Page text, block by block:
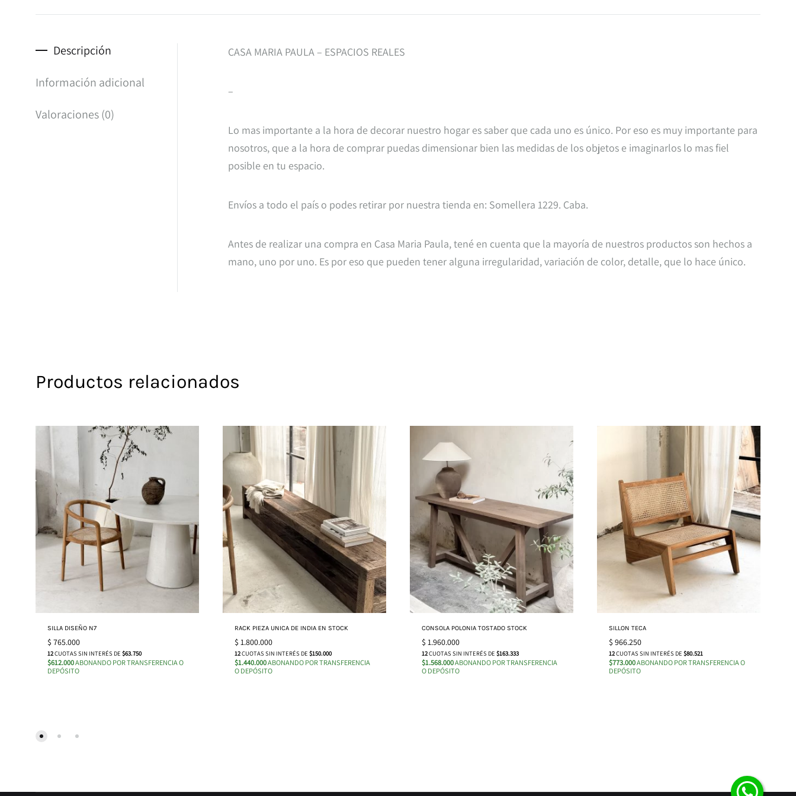
Descripción
Información adicional
Valoraciones (0)
CASA MARIA PAULA – ESPACIOS REALES
–
Lo mas importante a la hora de decorar nuestro hogar es saber que cada uno es único. Por eso es muy importante para
nosotros, que a la hora de comprar puedas dimensionar bien las medidas de los objetos e imaginarlos lo mas fiel
posible en tu espacio.
Envíos a todo el país o podes retirar por nuestra tienda en: Somellera 1229. Caba.
Antes de realizar una compra en Casa Maria Paula, tené en cuenta que la mayoría de nuestros productos son hechos a
mano, uno por uno. Es por eso que pueden tener alguna irregularidad, variación de color, detalle, que lo hace único.
Productos relacionados
SILLA DISEÑO N7
$ 765.000
12CUOTAS SIN INTERÉS DE $63.750
$612.000ABONANDO POR TRANSFERENCIA O
DEPÓSITO
RACK PIEZA UNICA DE INDIA EN STOCK
$ 1.800.000
12CUOTAS SIN INTERÉS DE $150.000
$1.440.000ABONANDO POR TRANSFERENCIA
O DEPÓSITO
CONSOLA POLONIA TOSTADO STOCK
$ 1.960.000
12CUOTAS SIN INTERÉS DE $163.333
$1.568.000ABONANDO POR TRANSFERENCIA
O DEPÓSITO
SILLON TECA
$ 966.250
12CUOTAS SIN INTERÉS DE $80.521
$773.000ABONANDO POR TRANSFERENCIA O
DEPÓSITO